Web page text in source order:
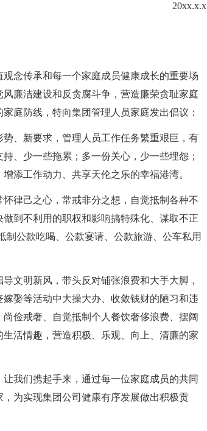
20xx.x.x
念传承和每一个家庭成员健康成长的重要场
廉洁建设和反贪腐斗争，营造廉荣贪耻家庭
庭防线，特向集团管理人员家庭发出倡议：
、新要求，管理人员工作任务繁重艰巨，有
、少一些拖累；多一份关心，少一些埋怨；
添工作动力、共享天伦之乐的幸福港湾。
律己之心，常戒非分之想，自觉抵制各种不
到不利用的职权和影响搞特殊化、谋取不正
公款吃喝、公款宴请、公款旅游、公车私用
文明新风，带头反对铺张浪费和大手大脚，
娶等活动中大操大办、收敛钱财的陋习和违
俭戒奢、自觉抵制个人餐饮奢侈浪费、摆阔
活情趣，营造积极、乐观、向上、清廉的家
我们携起手来，通过每一位家庭成员的共同
为实现集团公司健康有序发展做出积极贡